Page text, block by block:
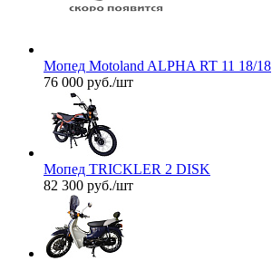
Мопед Motoland ALPHA RT 11 18/18
76 000 руб./шт
Мопед TRICKLER 2 DISK
82 300 руб./шт